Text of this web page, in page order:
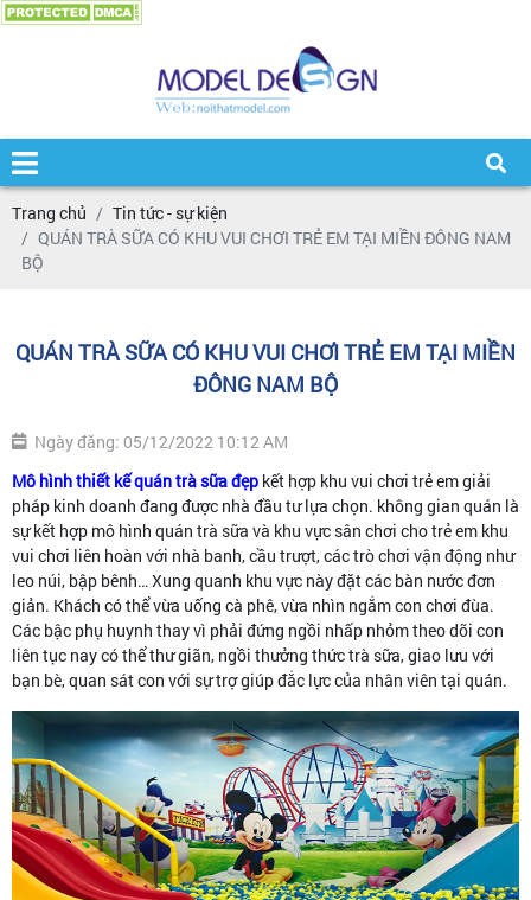
Trang chủ
Tin tức - sự kiện
QUÁN TRÀ SỮA CÓ KHU VUI CHƠI TRẺ EM TẠI MIỀN ĐÔNG NAM
BỘ
QUÁN TRÀ SỮA CÓ KHU VUI CHƠI TRẺ EM TẠI MIỀN
ĐÔNG NAM BỘ
Ngày đăng: 05/12/2022 10:12 AM
Mô hình thiết kế quán trà sữa đẹp kết hợp khu vui chơi trẻ em giải
pháp kinh doanh đang được nhà đầu tư lựa chọn. không gian quán là
sự kết hợp mô hình quán trà sữa và khu vực sân chơi cho trẻ em khu
vui chơi liên hoàn với nhà banh, cầu trượt, các trò chơi vận động như
leo núi, bập bênh… Xung quanh khu vực này đặt các bàn nước đơn
giản. Khách có thể vừa uống cà phê, vừa nhìn ngắm con chơi đùa.
Các bậc phụ huynh thay vì phải đứng ngồi nhấp nhỏm theo dõi con
liên tục nay có thể thư giãn, ngồi thưởng thức trà sữa, giao lưu với
bạn bè, quan sát con với sự trợ giúp đắc lực của nhân viên tại quán.